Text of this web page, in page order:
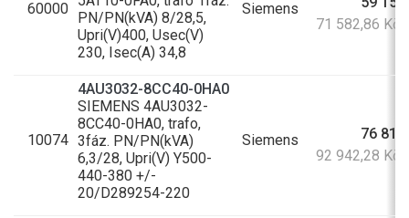
60000
PN/PN(kVA) 8/28,5,
Upri(V)400, Usec(V)
230, Isec(A) 34,8
Siemens
71 582,86 Kč
10074
4AU3032-8CC40-0HA0
SIEMENS 4AU3032-
8CC40-0HA0, trafo,
3fáz. PN/PN(kVA)
6,3/28, Upri(V) Y500-
440-380 +/-
20/D289254-220
Siemens
76
92 942,28 Kč